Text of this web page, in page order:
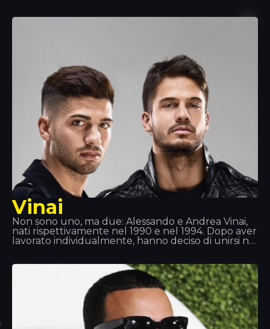
migliori eventi musicali mondiali. È per questo che
Vinai
Non sono uno, ma due: Alessando e Andrea Vinai,
nati rispettivamente nel 1990 e nel 1994. Dopo aver
lavorato individualmente, hanno deciso di unirsi nel
Showteck e altri... Dopo diversi successi, i Vinai
insieme ai DVBBS hanno lanciato il brano
Raveology tramite Billboard, la migliore
piattaforma musicale al mondo.